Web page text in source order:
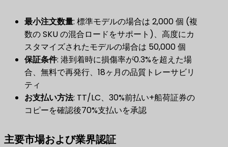
最小注文数量​: 標準モデルの場合は 2,000 個 (複
数の SKU の混合ロードをサポート)、高度にカ
スタマイズされたモデルの場合は 50,000 個
保証条件​: 港到着時に損傷率が0.3%を超えた場
合、無料で再発行、18ヶ月の品質トレーサビリ
ティ
お支払い方法​: TT/LC、30%前払い+船荷証券の
コピーを確認後70%支払いを承認
主要市場および業界認証